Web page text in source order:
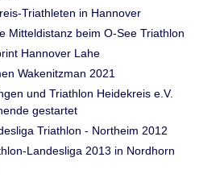
Triathleten in Hannover
Mitteldistanz beim O-See Triathlon
Hannover Lahe
Wakenitzman 2021
und Triathlon Heidekreis e.V.
gestartet
Triathlon - Northeim 2012
Landesliga 2013 in Nordhorn